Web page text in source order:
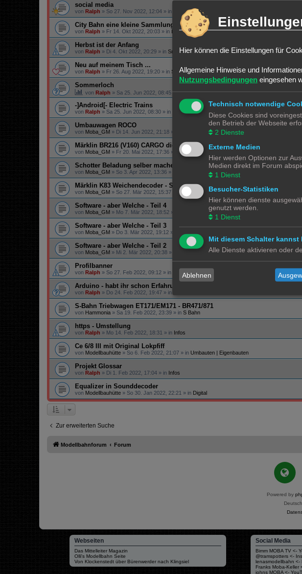
social media
von Ralph » So 27. Nov 2022, 12:04 » in
City Bahn eine kleine Sammlung....
von Ralph » Fr 14. Okt 2022, 20:03 » in Lokomotiven | Züge
Herbst ist der Anfang
von Ralph » Di 4. Okt 2022, 20:29 » in Smaltalk
Neu auf meinem Tisch ...
von Ralph » Fr 26. Aug 2022, 19:20 » in Smaltalk
Sommerloch
von Ralph » Sa 25. Jun 2022, 08:45» inSmaltalk
-]Android[- Electric Trains
von Ralph » Sa 25. Jun 2022, 08:30 » in Spiele & Co.
Umbauwagen ROCO
von Moba_GM » Di 14. Jun 2022, 21:18 » in
Märklin BR216 (V160) CARGO digitalisieren
von Moba_GM » Fr 20. Mai 2022, 17:36 » inLokomotiven | Züge
Schotter Beladung selber machen
von Moba_GM » So 3. Apr 2022, 13:36 » in Gestaltungstipps und Tricks
Märklin K83 Weichendecoder - Separate Stromeinspeisung
von Moba_GM » So 27. Mär 2022, 15:37 » in Digital
Software - aber Welche - Teil 4
von Moba_GM » Mo 7. Mär 2022, 18:52 » in
Software - aber Welche - Teil 3
von Moba_GM » Do 3. Mär 2022, 19:12 » in
Software - aber Welche - Teil 2
von Moba_GM » Mi 2. Mär 2022, 20:38 » in
Profilbanner
von Ralph » So 27. Feb 2022, 09:12 » in Infos
Arduino - habt ihr schon Erfahrung gemacht?
von Ralph » Do 24. Feb 2022, 19:47 » in
S-Bahn Triebwagen ET171/EM171 - BR471/871
von Hammonia » Sa 19. Feb 2022, 23:39 » in S Bahn
https - Umstellung
von Ralph » Mo 14. Feb 2022, 18:31 » in Infos
Ce 6/8 III mit Original Lokpfiff
von Modellbauhütte » So 6. Feb 2022, 21:07 » in Umbauten | Eigenbauten
Projekt Glossar
von Ralph » Di 1. Feb 2022, 17:04 » in Infos
Equalizer in Sounddecoder
von Modellbauhütte » So 30. Jan 2022, 22:21 » in Digital
Zur erweiterten Suche
Modellbahnforum Forum
Powered by
Webseiten
Das Mittelleiter Magazin
Olli's Modellbahn Seite
Von Klockenstedt über Bürenwerder nach Klingsiel
Social Media
Bimm MOBA TV <-
@tramspotters <-
lenasmodellbahn <-
Franks Moba-Keller
johns MOBA <-
Hier können die Einstellungen für
Allgemeine Hinweise und
Nutzungsbedingungen eingesehen
Technisch notwendige
Diese Cookies sind
den Betrieb der Webseite
2 Dienste
Externe Medien
Hier werden Optionen zur
Medien direkt im Forum
1 Dienst
Besucher-Statistiken
Hier können dienste
genutzt werden.
1 Dienst
Mit diesem Schalter
Alle Dienste aktivieren oder
Ablehnen